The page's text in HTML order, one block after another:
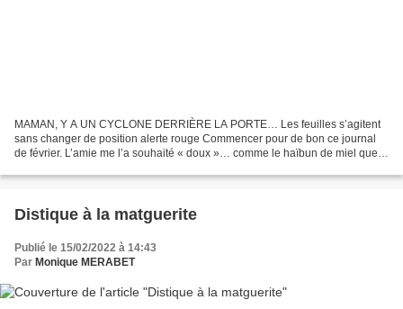
MAMAN, Y A UN CYCLONE DERRIÈRE LA PORTE… Les feuilles s’agitent
sans changer de position alerte rouge Commencer pour de bon ce journal
de février. L’amie me l’a souhaité « doux »… comme le haïbun de miel que
Distique à la matguerite
Publié le 15/02/2022 à 14:43
Par Monique MERABET